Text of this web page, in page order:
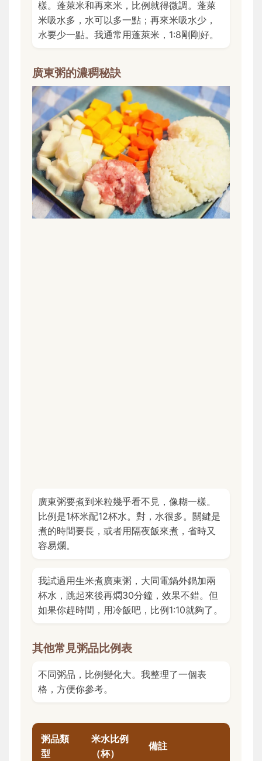
樣。蓬萊米和再來米，比例就得微調。蓬萊
米吸水多，水可以多一點；再來米吸水少，
水要少一點。我通常用蓬萊米，1:8剛剛好。
廣東粥的濃稠秘訣
廣東粥要煮到米粒幾乎看不見，像糊一樣。
比例是1杯米配12杯水。對，水很多。關鍵是
煮的時間要長，或者用隔夜飯來煮，省時又
容易爛。
我試過用生米煮廣東粥，大同電鍋外鍋加兩
杯水，跳起來後再燜30分鐘，效果不錯。但
如果你趕時間，用冷飯吧，比例1:10就夠了。
其他常見粥品比例表
不同粥品，比例變化大。我整理了一個表
格，方便你參考。
粥品類
型
米水比例
（杯）
備註